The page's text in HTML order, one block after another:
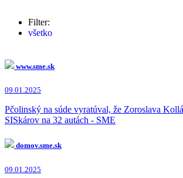
Filter:
všetko
Vladimír Pčolinský
Richard Sulík
Tomáš Rajecký
Matúš Vallo(1x)
David Lindtner(1x)
Tibor Gašpar
Jaroslav Naď
www.sme.sk
09.01.2025
Pčolinský na súde vyratúval, že Zoroslava
SISkárov na 32 autách - SME
domov.sme.sk
09.01.2025